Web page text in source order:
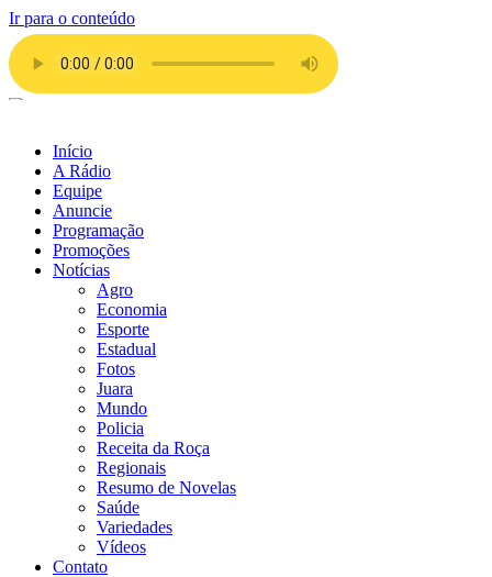
Ir para o conteúdo
Início
A Rádio
Equipe
Anuncie
Programação
Promoções
Notícias
Agro
Economia
Esporte
Estadual
Fotos
Juara
Mundo
Policia
Receita da Roça
Regionais
Resumo de Novelas
Saúde
Variedades
Vídeos
Contato